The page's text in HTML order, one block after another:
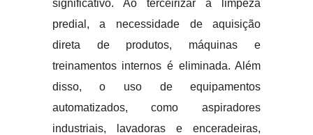
significativo. Ao terceirizar a limpeza
predial, a necessidade de aquisição
direta de produtos, máquinas e
treinamentos internos é eliminada. Além
disso, o uso de equipamentos
automatizados, como aspiradores
industriais, lavadoras e enceradeiras,